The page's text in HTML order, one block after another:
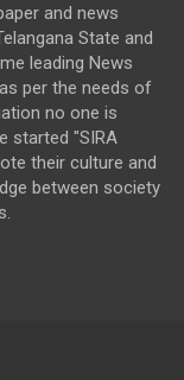
and news
State and
leading News
per the needs of
no one is
started "SIRA
their culture and
between society